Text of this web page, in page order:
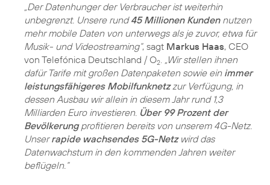
„Der Datenhunger der Verbraucher ist weiterhin
unbegrenzt. Unsere rund45 Millionen Kundennutzen
mehr mobile Daten von unterwegs als je zuvor, etwa für
Musik- und Videostreaming“, sagt Markus Haas, CEO
von Telefónica Deutschland / O2. „Wir stellen ihnen
dafür Tarife mit großen Datenpaketen sowie ein immer
leistungsfähigeres Mobilfunknetzzur Verfügung, in
dessen Ausbau wir allein in diesem Jahr rund 1,3
Milliarden Euro investieren. Über 99 Prozent der
Bevölkerungprofitieren bereits von unserem 4G-Netz.
Unserrapide wachsendes 5G-Netzwird das
Datenwachstum in den kommenden Jahren weiter
beflügeln.“